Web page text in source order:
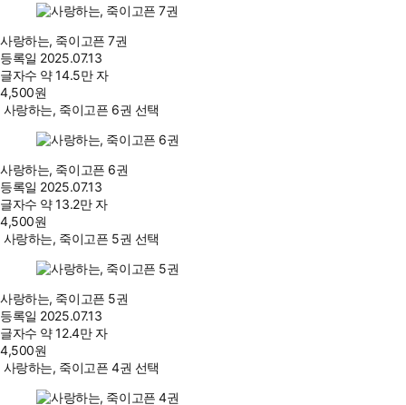
사랑하는, 죽이고픈 7권
등록일 2025.07.13
글자수 약 14.5만 자
4,500원
사랑하는, 죽이고픈 6권 선택
사랑하는, 죽이고픈 6권
등록일 2025.07.13
글자수 약 13.2만 자
4,500원
사랑하는, 죽이고픈 5권 선택
사랑하는, 죽이고픈 5권
등록일 2025.07.13
글자수 약 12.4만 자
4,500원
사랑하는, 죽이고픈 4권 선택